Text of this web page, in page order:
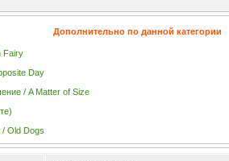
Дополнительно по данной категории
Fairy
Day
/ A Matter of Size
/ Old Dogs